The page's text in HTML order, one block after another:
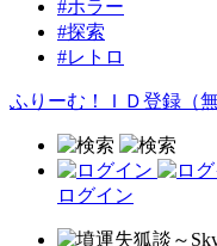
#ホラー
#探索
#レトロ
ふりーむ！ＩＤ登録（無
ログイン